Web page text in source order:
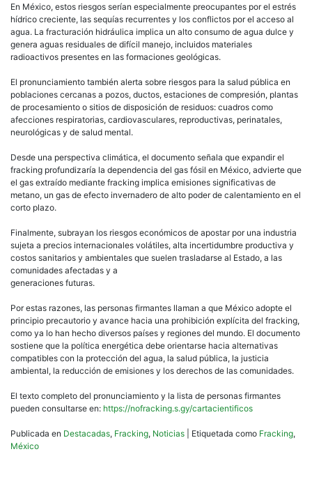
En México, estos riesgos serían especialmente preocupantes por el estrés
hídrico creciente, las sequías recurrentes y los conflictos por el acceso al
agua. La fracturación hidráulica implica un alto consumo de agua dulce y
genera aguas residuales de difícil manejo, incluidos materiales
radioactivos presentes en las formaciones geológicas.
El pronunciamiento también alerta sobre riesgos para la salud pública en
poblaciones cercanas a pozos, ductos, estaciones de compresión, plantas
de procesamiento o sitios de disposición de residuos: cuadros como
afecciones respiratorias, cardiovasculares, reproductivas, perinatales,
neurológicas y de salud mental.
Desde una perspectiva climática, el documento señala que expandir el
fracking profundizaría la dependencia del gas fósil en México, advierte que
el gas extraído mediante fracking implica emisiones significativas de
metano, un gas de efecto invernadero de alto poder de calentamiento en el
corto plazo.
Finalmente, subrayan los riesgos económicos de apostar por una industria
sujeta a precios internacionales volátiles, alta incertidumbre productiva y
costos sanitarios y ambientales que suelen trasladarse al Estado, a las
comunidades afectadas y a
generaciones futuras.
Por estas razones, las personas firmantes llaman a que México adopte el
principio precautorio y avance hacia una prohibición explícita del fracking,
como ya lo han hecho diversos países y regiones del mundo. El documento
sostiene que la política energética debe orientarse hacia alternativas
compatibles con la protección del agua, la salud pública, la justicia
ambiental, la reducción de emisiones y los derechos de las comunidades.
El texto completo del pronunciamiento y la lista de personas firmantes
pueden consultarse en: https://nofracking.s.gy/cartacientificos
Publicada en Destacadas, Fracking, Noticias Etiquetada como Fracking,
México